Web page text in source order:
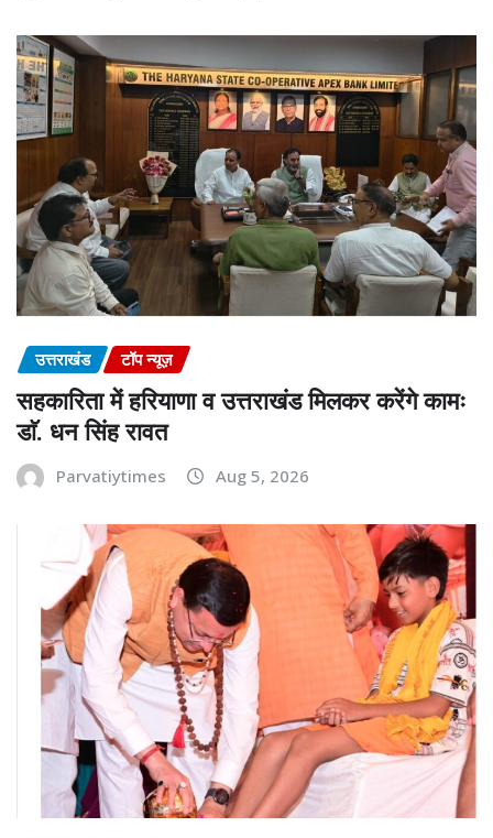
उत्तराखंड टॉप न्यूज़
सहकारिता में हरियाणा व उत्तराखंड मिलकर करेंगे कामः
डाॅ. धन सिंह रावत
Parvatiytimes Aug 5, 2026